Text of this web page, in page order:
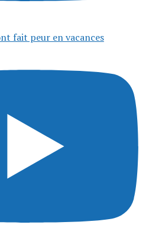
fait peur en vacances